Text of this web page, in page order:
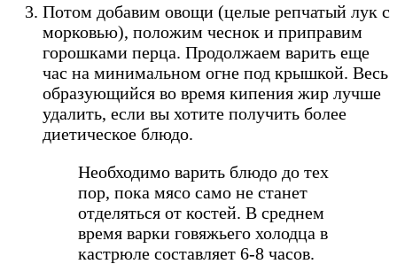
Потом добавим овощи (целые репчатый лук с
морковью), положим чеснок и приправим
горошками перца. Продолжаем варить еще
час на минимальном огне под крышкой. Весь
образующийся во время кипения жир лучше
удалить, если вы хотите получить более
диетическое блюдо.
Необходимо варить блюдо до тех
пор, пока мясо само не станет
отделяться от костей. В среднем
время варки говяжьего холодца в
кастрюле составляет 6-8 часов.